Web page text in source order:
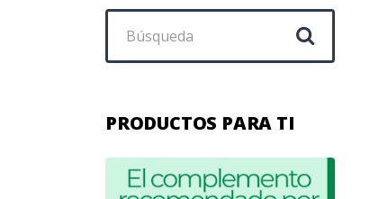
Buscar:
PRODUCTOS PARA TI